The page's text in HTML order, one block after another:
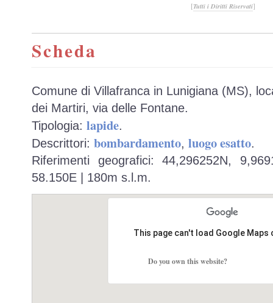
[Tutti i Diritti Riservati]
Scheda
Comune di Villafranca in Lunigiana (MS),
dei Martiri, via delle Fontane.
Tipologia: lapide.
Descrittori: bombardamento, luogo esatto.
Riferimenti geografici: 44,296252N,
58.150E | 180m s.l.m.
This page can't load Google
Do you own this website?